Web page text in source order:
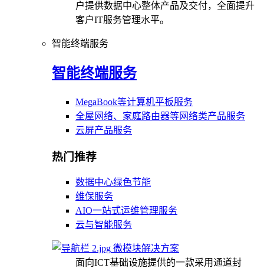
户提供数据中心整体产品及交付，全面提升
客户IT服务管理水平。
智能终端服务
智能终端服务
MegaBook等计算机平板服务
全屋网络、家庭路由器等网络类产品服务
云屏产品服务
热门推荐
数据中心绿色节能
维保服务
AIO一站式运维管理服务
云与智能服务
微模块解决方案
面向ICT基础设施提供的一款采用通道封